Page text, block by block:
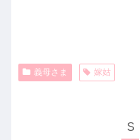
義母さま 嫁姑